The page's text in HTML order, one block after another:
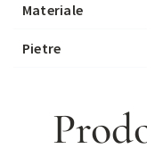
Materiale
Pietre